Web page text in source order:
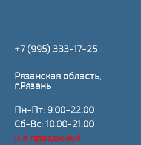
+7 (995) 333-17-25
Рязанская область,
г.Рязань
Пн-Пт: 9.00-22.00
Сб-Вс: 10.00-21.00
и в праздники!